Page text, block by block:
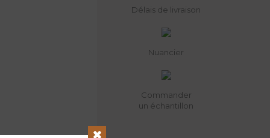
Délais de livraison
Nuancier
Commander
un échantillon